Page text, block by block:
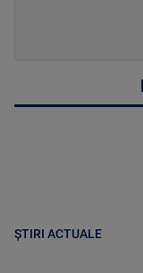
ȘTIRI ACTUALE